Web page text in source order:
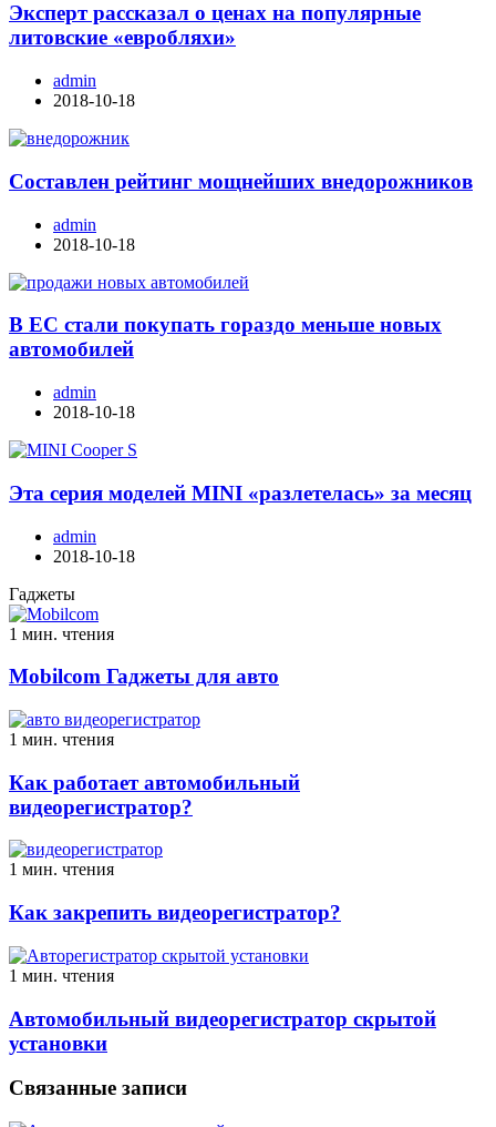
Эксперт рассказал о ценах на популярные
литовские «евробляхи»
admin
2018-10-18
Составлен рейтинг мощнейших внедорожников
admin
2018-10-18
В ЕС стали покупать гораздо меньше новых
автомобилей
admin
2018-10-18
Эта серия моделей MINI «разлетелась» за месяц
admin
2018-10-18
Гаджеты
1 мин. чтения
Mobilcom Гаджеты для авто
1 мин. чтения
Как работает автомобильный
видеорегистратор?
1 мин. чтения
Как закрепить видеорегистратор?
1 мин. чтения
Автомобильный видеорегистратор скрытой
установки
Связанные записи